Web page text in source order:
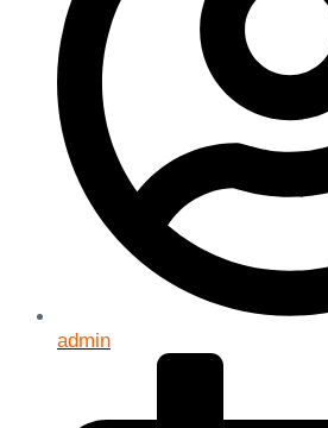
admin